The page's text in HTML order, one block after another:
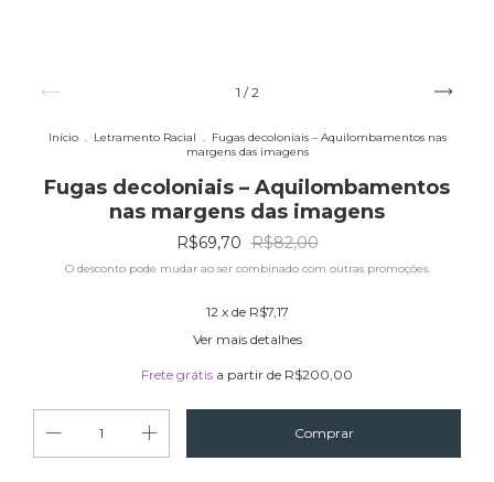
1 /2
Início . Letramento Racial . Fugas decoloniais – Aquilombamentos nas
margens das imagens
Fugas decoloniais – Aquilombamentos
nas margens das imagens
R$69,70 R$82,00
O desconto pode mudar ao ser combinado com outras promoções.
12 x de R$7,17
Ver mais detalhes
Frete grátis a partir de R$200,00